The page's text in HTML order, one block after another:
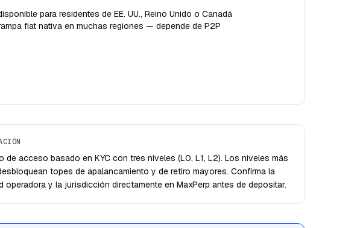
para residentes de EE. UU., Reino Unido o Canadá
fiat nativa en muchas regiones — depende de P2P
de acceso basado en KYC con tres niveles (L0, L1, L2). Los niveles más
topes de apalancamiento y de retiro mayores. Confirma la
operadora y la jurisdicción directamente en MaxPerp antes de depositar.